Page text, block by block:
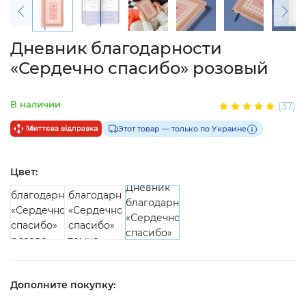
Дневник благодарности
«Сердечно спасибо» розовый
В наличии (37)
Этот товар — только по Украине
Цвет:
Дополните покупку: